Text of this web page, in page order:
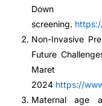
screening.
Non-Invasive
Future
Maret
2024 https://
Maternal age